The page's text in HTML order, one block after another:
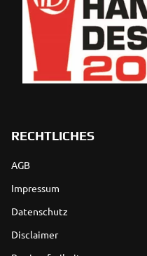
RECHTLICHES
AGB
Impressum
Datenschutz
Disclaimer